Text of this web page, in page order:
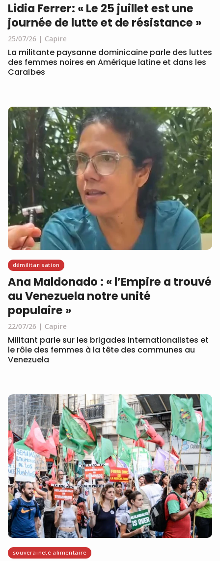
Lidia Ferrer: « Le 25 juillet est une
journée de lutte et de résistance »
25/07/26 Capire
La militante paysanne dominicaine parle des luttes
des femmes noires en Amérique latine et dans les
Caraïbes
démilitarisation
Ana Maldonado : « l’Empire a trouvé
au Venezuela notre unité
populaire »
22/07/26 Capire
Militant parle sur les brigades internationalistes et
le rôle des femmes à la tête des communes au
Venezuela
souveraineté alimentaire